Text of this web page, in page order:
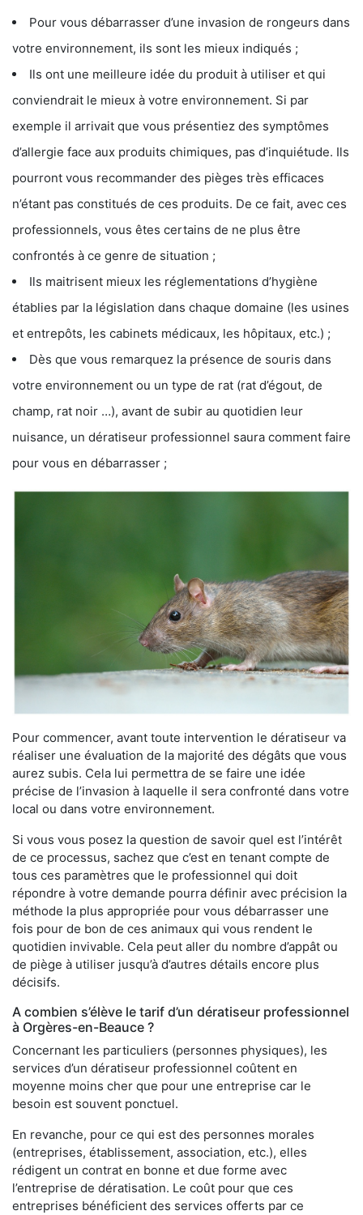
Pour vous débarrasser d’une invasion de rongeurs dans
votre environnement, ils sont les mieux indiqués ;
Ils ont une meilleure idée du produit à utiliser et qui
conviendrait le mieux à votre environnement. Si par
exemple il arrivait que vous présentiez des symptômes
d’allergie face aux produits chimiques, pas d’inquiétude. Ils
pourront vous recommander des pièges très efficaces
n’étant pas constitués de ces produits. De ce fait, avec ces
professionnels, vous êtes certains de ne plus être
confrontés à ce genre de situation ;
Ils maitrisent mieux les réglementations d’hygiène
établies par la législation dans chaque domaine (les usines
et entrepôts, les cabinets médicaux, les hôpitaux, etc.) ;
Dès que vous remarquez la présence de souris dans
votre environnement ou un type de rat (rat d’égout, de
champ, rat noir …), avant de subir au quotidien leur
nuisance, un dératiseur professionnel saura comment faire
pour vous en débarrasser ;
Pour commencer, avant toute intervention le dératiseur va
réaliser une évaluation de la majorité des dégâts que vous
aurez subis. Cela lui permettra de se faire une idée
précise de l’invasion à laquelle il sera confronté dans votre
local ou dans votre environnement.
Si vous vous posez la question de savoir quel est l’intérêt
de ce processus, sachez que c’est en tenant compte de
tous ces paramètres que le professionnel qui doit
répondre à votre demande pourra définir avec précision la
méthode la plus appropriée pour vous débarrasser une
fois pour de bon de ces animaux qui vous rendent le
quotidien invivable. Cela peut aller du nombre d’appât ou
de piège à utiliser jusqu’à d’autres détails encore plus
décisifs.
A combien s’élève le tarif d’un dératiseur professionnel
à Orgères-en-Beauce ?
Concernant les particuliers (personnes physiques), les
services d’un dératiseur professionnel coûtent en
moyenne moins cher que pour une entreprise car le
besoin est souvent ponctuel.
En revanche, pour ce qui est des personnes morales
(entreprises, établissement, association, etc.), elles
rédigent un contrat en bonne et due forme avec
l’entreprise de dératisation. Le coût pour que ces
entreprises bénéficient des services offerts par ce